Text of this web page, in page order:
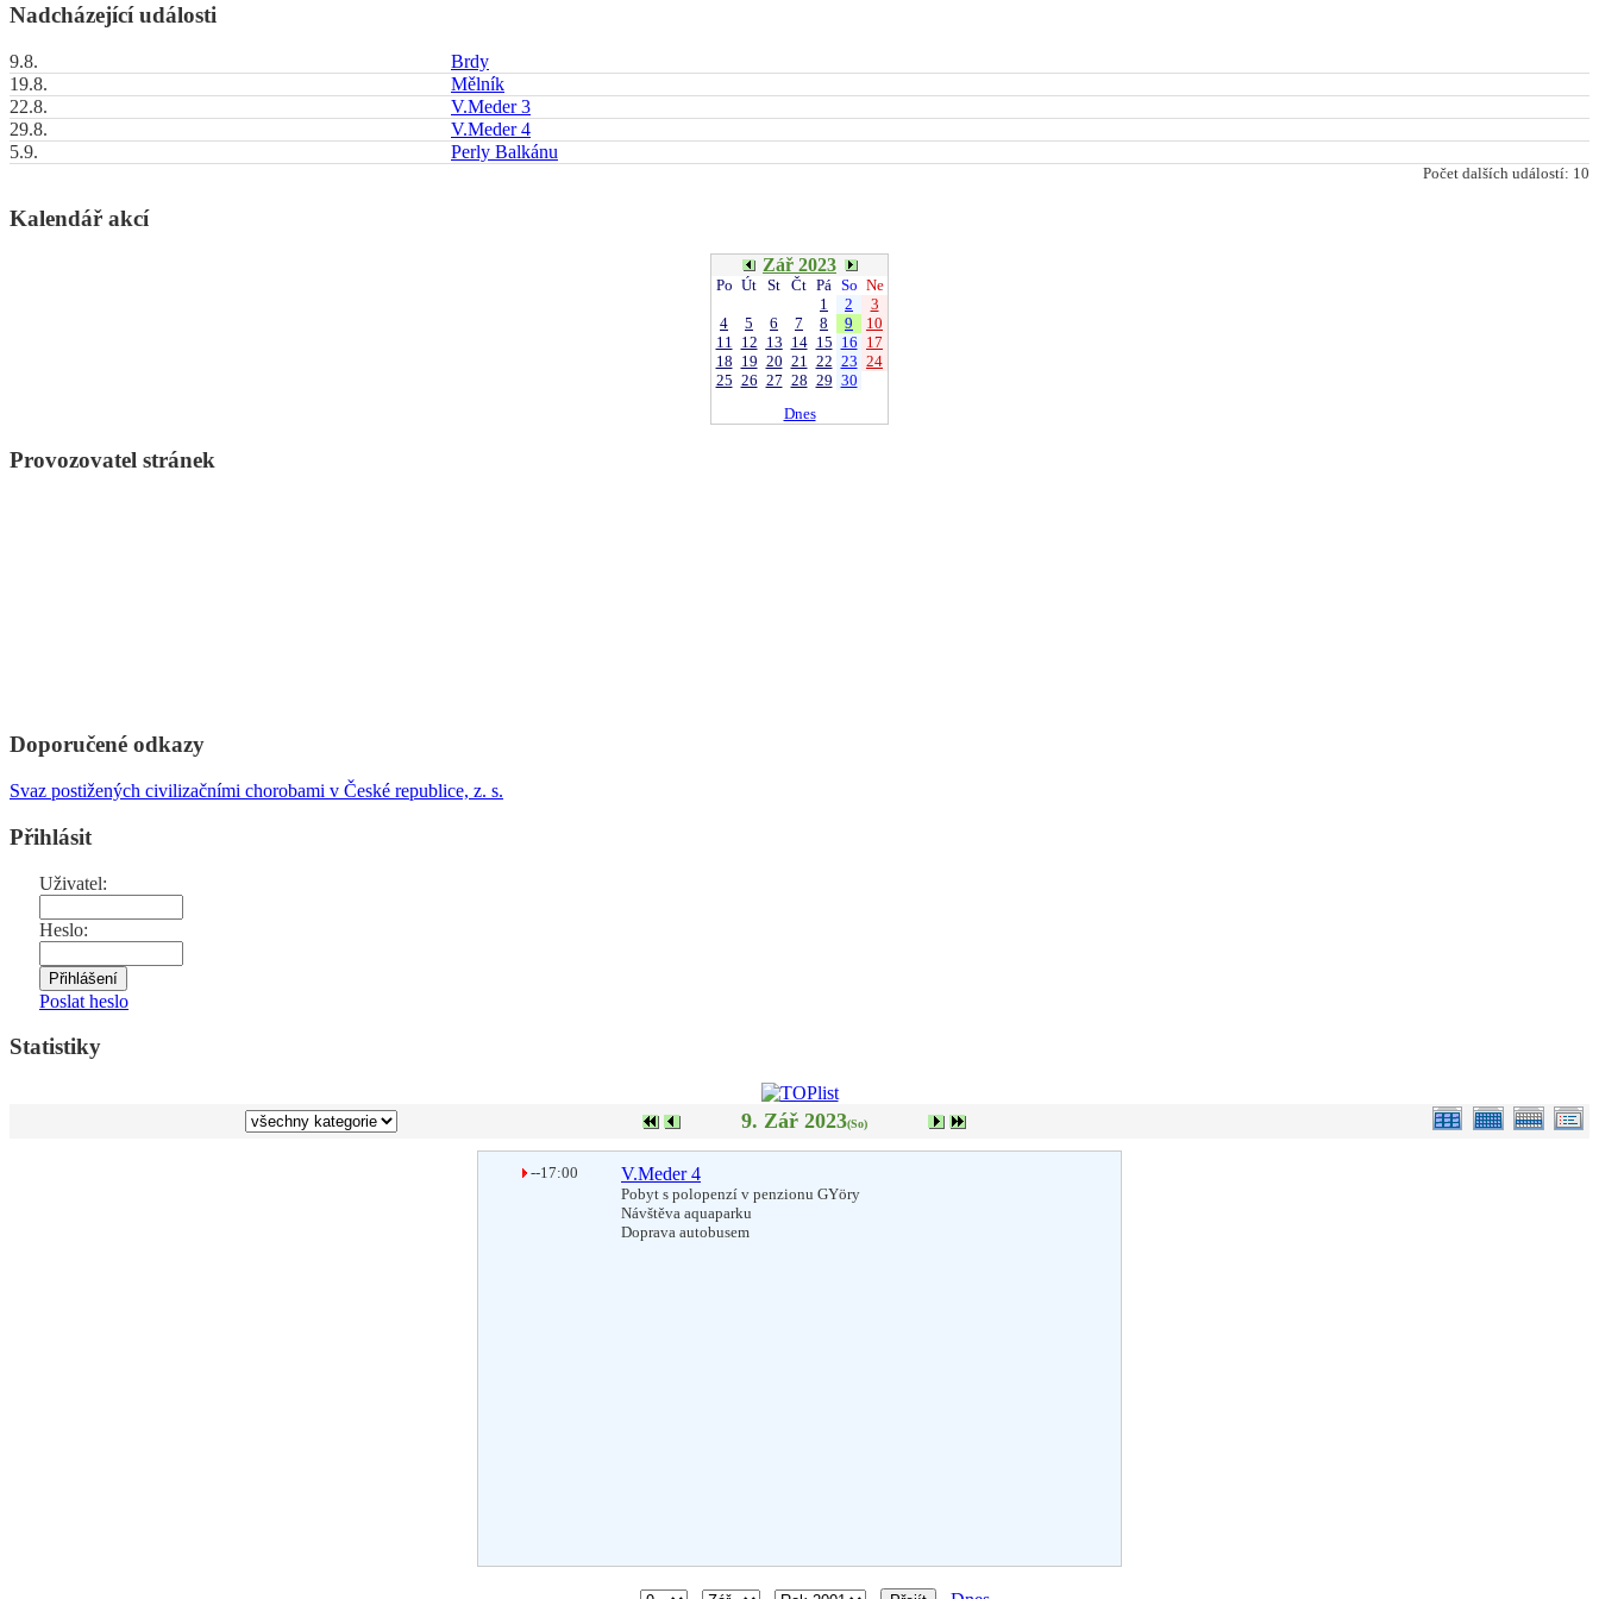
Nadcházející události
9.8.
Brdy
19.8.
Mělník
22.8.
V.Meder 3
29.8.
V.Meder 4
5.9.
Perly Balkánu
Počet dalších událostí: 10
Kalendář akcí
Zář 2023
Po Út St Čt Pá So Ne
1
2
3
4
5 6 7 8 9
10
11 12 13 14 15 16 17
18 19 20 21 22 23 24
25 26 27 28 29 30
Dnes
Provozovatel stránek
Doporučené odkazy
Svaz postižených civilizačními chorobami v České republice, z. s.
Přihlásit
Uživatel:
Heslo:
Poslat heslo
Statistiky
9. Zář 2023(So)
--17:00 V.Meder 4
Pobyt s polopenzí v penzionu GYöry
Návštěva aquaparku
Doprava autobusem